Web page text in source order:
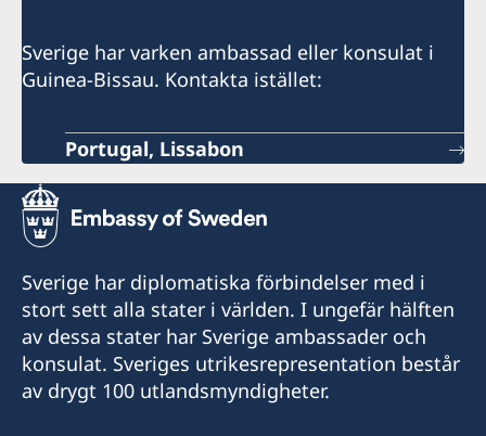
Sverige har varken ambassad eller konsulat i
Guinea-Bissau. Kontakta istället:
Portugal, Lissabon
Sverige har diplomatiska förbindelser med i
stort sett alla stater i världen. I ungefär hälften
av dessa stater har Sverige ambassader och
konsulat. Sveriges utrikesrepresentation består
av drygt 100 utlandsmyndigheter.